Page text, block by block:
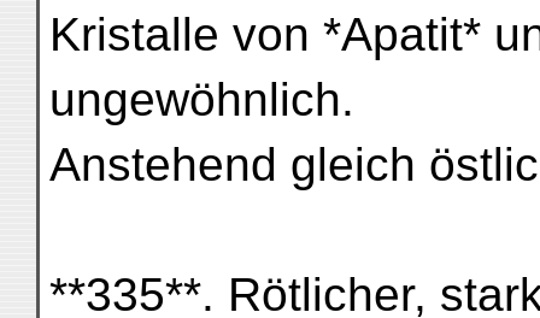
Kristalle von *Apatit*
ungewöhnlich.
Anstehend gleich
**335**. Rötlicher,